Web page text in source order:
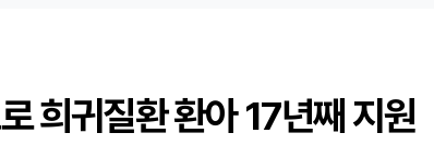
희귀질환 환아 17년째 지원